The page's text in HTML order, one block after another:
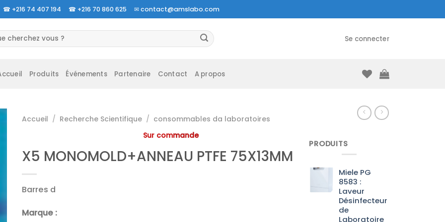
☎ +216 74 407 194 ☎ +216 70 860 625 ✉contact@amslabo.com
Se connecter
Produits Événements Partenaire Contact A propos
Accueil / Recherche Scientifique / consommables da laboratoires
Sur commande
X5 MONOMOLD+ANNEAU PTFE 75X13MM
Barres d
Marque :
PRODUITS
Miele PG
8583 :
Laveur
Désinfecteur
de
Laboratoire